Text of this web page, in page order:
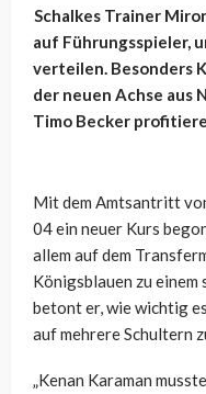
Schalkes Trainer
auf Führungsspieler,
verteilen. Besonders
der neuen Achse aus
Timo Becker
Mit dem Amtsantritt
04 ein neuer Kurs
allem auf dem
Königsblauen zu
betont er, wie wichtig
auf mehrere Schultern
„Kenan Karaman